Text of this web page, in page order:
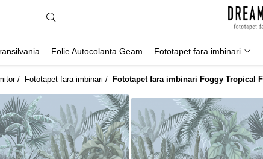
Folie Autocolanta Geam Fototapet fara imbinari
/ Fototapet fara imbinari / Fototapet fara imbinari Foggy Tropical